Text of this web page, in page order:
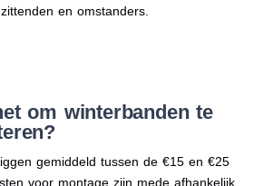
en omstanders.
om winterbanden te
gemiddeld tussen de €15 en €25
voor montage zijn mede afhankelijk